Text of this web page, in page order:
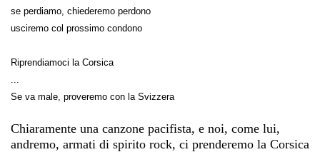
se perdiamo, chiederemo perdono
usciremo col prossimo condono
Riprendiamoci la Corsica
...
Se va male, proveremo con la Svizzera
Chiaramente una canzone pacifista, e noi, come lui,
andremo, armati di spirito rock, ci prenderemo la Corsica